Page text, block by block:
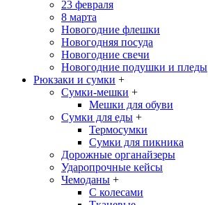
23 февраля
8 марта
Новогодние флешки
Новогодняя посуда
Новогодние свечи
Новогодние подушки и пледы
Рюкзаки и сумки +
Сумки-мешки +
Мешки для обуви
Сумки для еды +
Термосумки
Сумки для пикника
Дорожные органайзеры
Ударопрочные кейсы
Чемоданы +
С колесами